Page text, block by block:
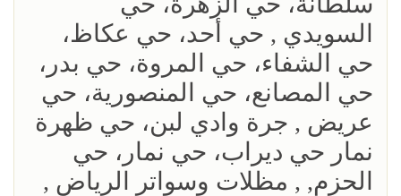
السويدي , حي أحد، حي عكاظ،
حي الشفاء، حي المروة، حي بدر،
حي المصانع، حي المنصورية، حي
عريض , جرة وادي لبن، حي ظهرة
نمار حي ديراب، حي نمار، حي
الحزم, , مظلات وسواتر الرياض ,